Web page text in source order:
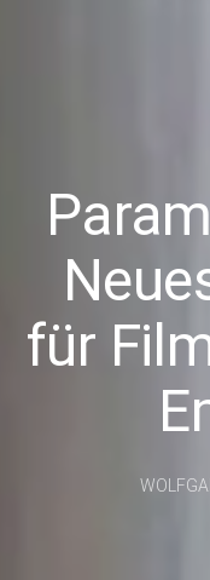
für